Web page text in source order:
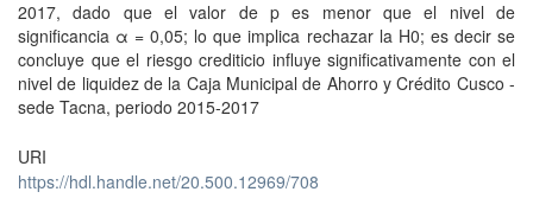
2017, dado que el valor de p es menor que el nivel de
significancia α = 0,05; lo que implica rechazar la H0; es decir se
concluye que el riesgo crediticio influye significativamente con el
nivel de liquidez de la Caja Municipal de Ahorro y Crédito Cusco -
sede Tacna, periodo 2015-2017
URI
https://hdl.handle.net/20.500.12969/708